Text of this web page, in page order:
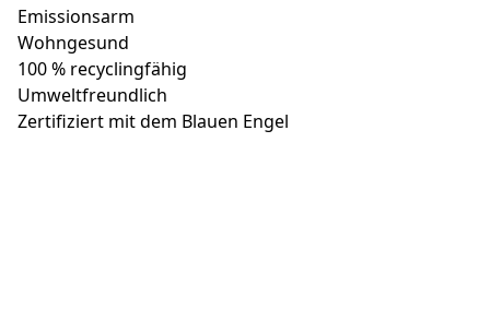
Emissionsarm
Wohngesund
100 % recyclingfähig
Umweltfreundlich
Zertifiziert mit dem Blauen Engel